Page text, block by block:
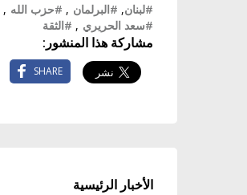
#لبنان, #البرلمان , #حزب الله ,
#سعد الحريري , #الثقة
مشاركة هذا المنشور:
SHARE
الأخبار الرئيسية